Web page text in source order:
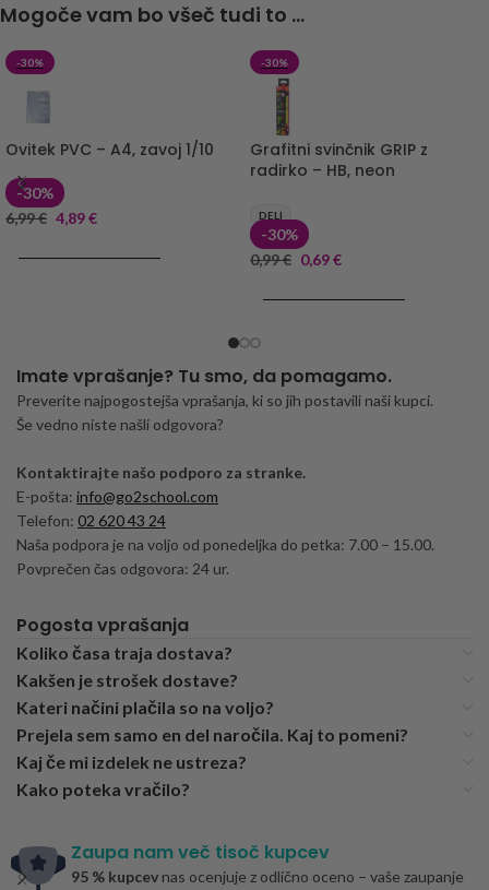
Mogoče vam bo všeč tudi to ...
-30%
Ovitek PVC – A4, zavoj 1/10
-30%
6,99€ 4,89€
-30%
Grafitni svinčnik GRIP z
radirko – HB, neon
DELI
-30%
0,99€ 0,69€
Imate vprašanje? Tu smo, da pomagamo.
Preverite najpogostejša vprašanja, ki so jih postavili naši kupci.
Še vedno niste našli odgovora?
Kontaktirajte našo podporo za stranke.
E-pošta: info@go2school.com
Telefon: 02 620 43 24
Naša podpora je na voljo od ponedeljka do petka: 7.00 – 15.00.
Povprečen čas odgovora: 24 ur.
Pogosta vprašanja
Koliko časa traja dostava?
Kakšen je strošek dostave?
Kateri načini plačila so na voljo?
Prejela sem samo en del naročila. Kaj to pomeni?
Kaj če mi izdelek ne ustreza?
Kako poteka vračilo?
Zaupa nam več tisoč kupcev
95 % kupcev nas ocenjuje z odlično oceno – vaše zaupanje